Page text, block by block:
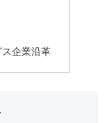
企業沿革